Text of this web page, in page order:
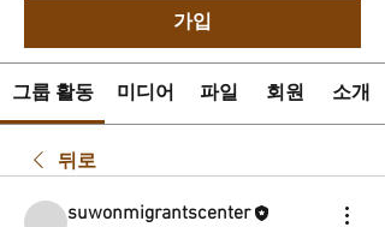
가입
그룹 활동 미디어 파일 회원 소개
뒤로
suwonmigrantscenter